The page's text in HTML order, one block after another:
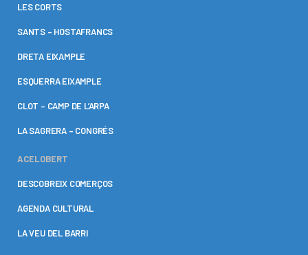
LES CORTS
SANTS – HOSTAFRANCS
DRETA EIXAMPLE
ESQUERRA EIXAMPLE
CLOT – CAMP DE L’ARPA
LA SAGRERA – CONGRÉS
ACELOBERT
DESCOBREIX COMERÇOS
AGENDA CULTURAL
LA VEU DEL BARRI